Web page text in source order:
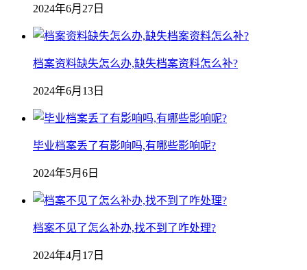
2024年6月27日
档案资料缺失怎么办,缺失档案资料怎么补?
2024年6月13日
毕业档案丢了有影响吗,有哪些影响呢?
2024年5月6日
档案不见了怎么补办,找不到了咋处理?
2024年4月17日